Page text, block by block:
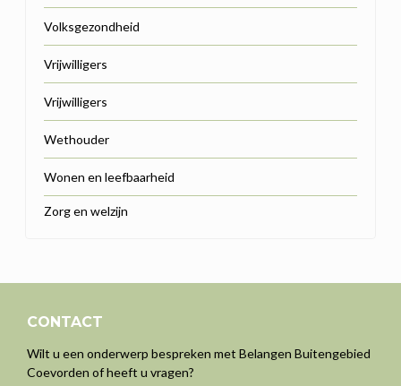
Volksgezondheid
Vrijwilligers
Vrijwilligers
Wethouder
Wonen en leefbaarheid
Zorg en welzijn
CONTACT
Wilt u een onderwerp bespreken met Belangen Buitengebied
Coevorden of heeft u vragen?